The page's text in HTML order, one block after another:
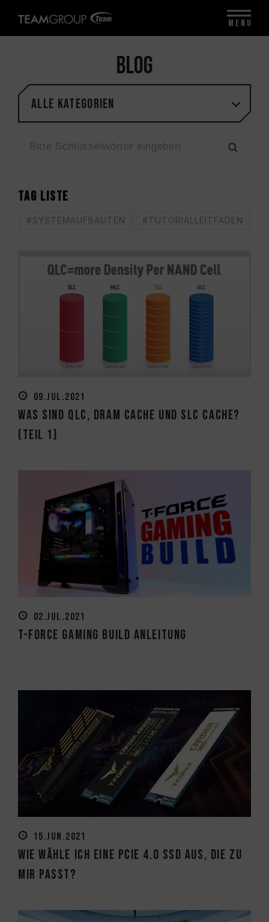
BLOG
Alle Kategorien
09.JUL.2021
Was sind QLC, DRAM Cache und SLC Cache?
(Teil 1)
02.JUL.2021
T-FORCE Gaming Build Anleitung
15.JUN.2021
Wie wähle ich eine PCIe 4.0 SSD aus, die zu
mir passt?
TAG LISTE
#SYSTEMAUFBAUTEN #TUTORIALLEITFADEN
MENU